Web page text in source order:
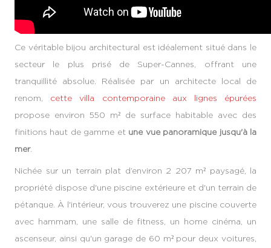
Ce véritable bijou architectural est idéalement situé dans le
secteur le plus prisé de Super-Cannes, offrant une
tranquillité absolue. Réalisée par un architecte local de
renom, cette villa contemporaine aux lignes épurées
propose environ 550 m² de surface habitable avec des
finitions haut de gamme et une vue panoramique jusqu'à la
mer.
Nichée sur un terrain plat d’environ 2 207 m² paysagé, la
propriété dispose d'une piscine extérieure et d'un terrain de
pétanque. À l'intérieur, vous trouverez une piscine couverte
avec hammam, une salle de fitness, un home cinéma, un
ascenseur, ainsi qu'un garage de 60 m² pour deux voitures,